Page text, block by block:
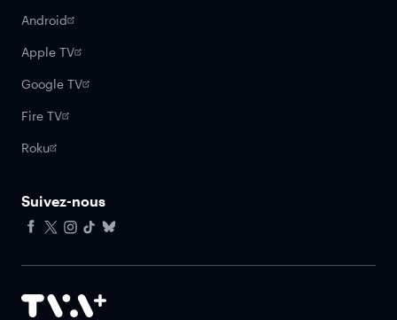
Android
Apple TV
Google TV
Fire TV
Roku
Suivez-nous